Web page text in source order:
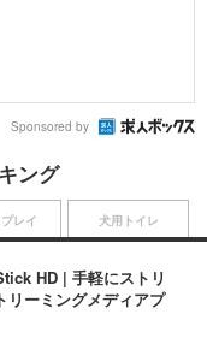
Sponsored by
ング
HD | 手軽にストリ
リーミングメディアプ
レイ 犬用トイレ